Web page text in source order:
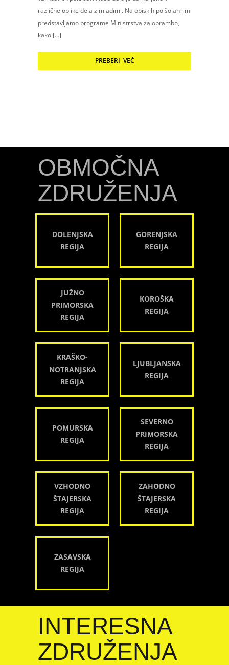
različne oblike dela z mladimi. Na obiskih po šolah jim
predstavljamo programe Ministrstva za obrambo,
kako […]
PREBERI VEČ
OBMOČNA
ZDRUŽENJA
DOLENJSKA
REGIJA
GORENJSKA
REGIJA
JUŽNO
PRIMORSKA
REGIJA
KOROŠKA
REGIJA
KRAŠKO-
NOTRANJSKA
REGIJA
LJUBLJANSKA
REGIJA
POMURSKA
REGIJA
SEVERNO
PRIMORSKA
REGIJA
VZHODNO
ŠTAJERSKA
REGIJA
ZAHODNO
ŠTAJERSKA
REGIJA
ZASAVSKA
REGIJA
INTERESNA
ZDRUŽENJA